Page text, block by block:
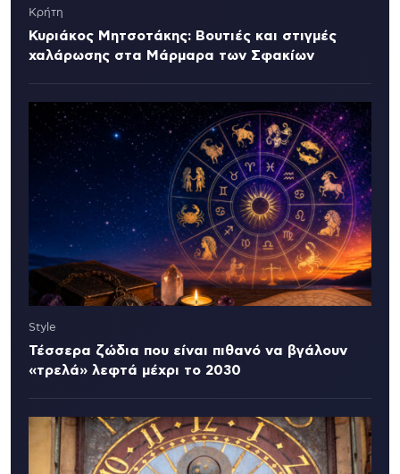
Κρήτη
Κυριάκος Μητσοτάκης: Βουτιές και στιγμές
χαλάρωσης στα Μάρμαρα των Σφακίων
Style
Τέσσερα ζώδια που είναι πιθανό να βγάλουν
«τρελά» λεφτά μέχρι το 2030